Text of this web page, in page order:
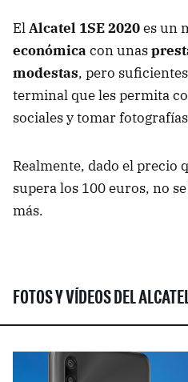
ElAlcatel 1SE 2020es un
económica con unas
modestas, pero
terminal que les permita
sociales y tomar
Realmente, dado el precio
supera los 100 euros, no
más.
FOTOS Y VÍDEOS DEL